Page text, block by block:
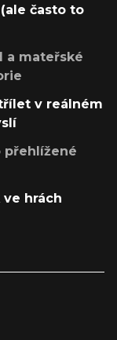
často to
a mateřské
v reálném
přehlížené
hrách